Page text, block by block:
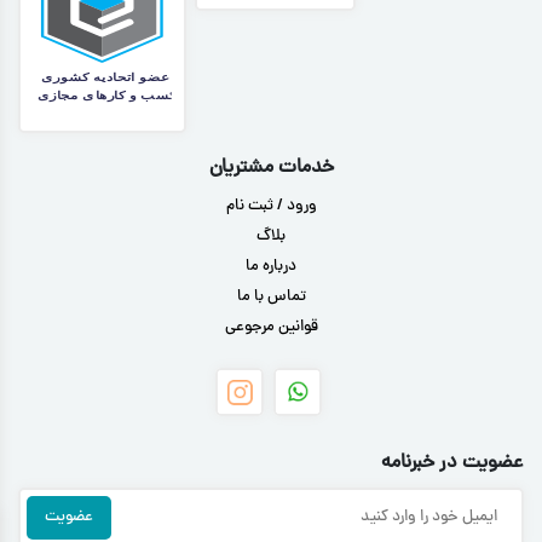
خدمات مشتریان
ورود / ثبت نام
بلاگ
درباره ما
تماس با ما
قوانین مرجوعی
عضویت در خبرنامه